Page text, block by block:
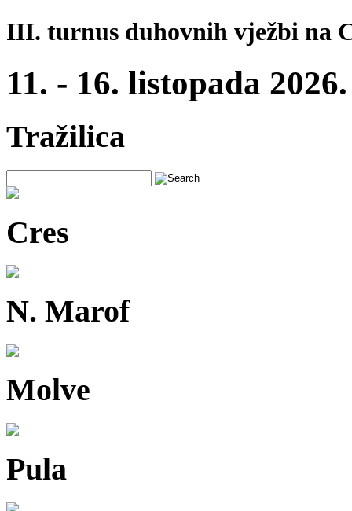
III. turnus duhovnih vježbi na
11. - 16. listopada 2026.
Tražilica
Cres
N. Marof
Molve
Pula